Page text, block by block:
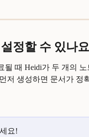
정할 수 있나
때 Heidi가 두 개의
저 생성하면 문서가 정
요!